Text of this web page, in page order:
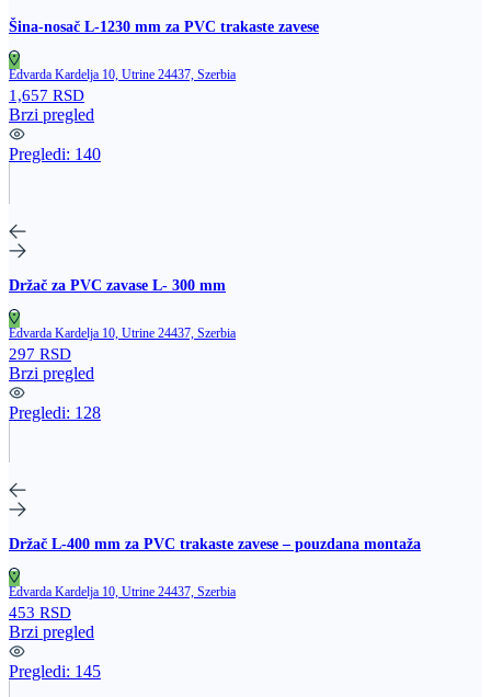
Šina‑nosač L‑1230 mm za PVC trakaste zavese
Edvarda Kardelja 10, Utrine 24437, Szerbia
1,657 RSD
Brzi pregled
Pregledi: 140
Držač za PVC zavase L- 300 mm
Edvarda Kardelja 10, Utrine 24437, Szerbia
297 RSD
Brzi pregled
Pregledi: 128
Držač L‑400 mm za PVC trakaste zavese – pouzdana montaža
Edvarda Kardelja 10, Utrine 24437, Szerbia
453 RSD
Brzi pregled
Pregledi: 145